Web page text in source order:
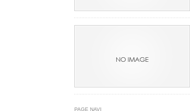
PAGE NAVI